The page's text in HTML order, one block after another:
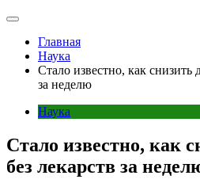
Главная
Наука
Стало известно, как снизить
за неделю
Наука
Стало известно, как
без лекарств за